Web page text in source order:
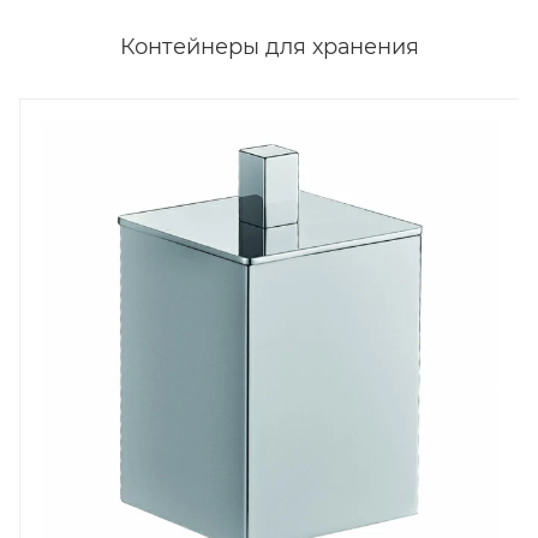
Контейнеры для хранения